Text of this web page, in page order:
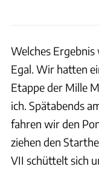
Welches Ergebnis
Egal. Wir hatten
Etappe der Mille
ich. Spätabends
fahren wir den
ziehen den
VII schüttelt sich